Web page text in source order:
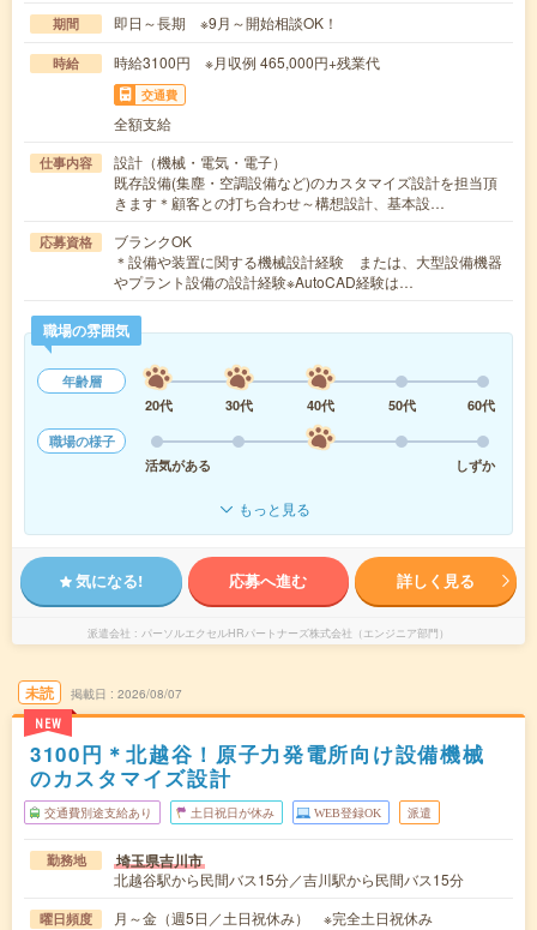
期間 即日～長期 ※9月～開始相談OK！
時給 時給3100円 ※月収例 465,000円+残業代
交通費
全額支給
仕事内容
設計（機械・電気・電子）
既存設備(集塵・空調設備など)のカスタマイズ設計を担当頂
きます＊顧客との打ち合わせ～構想設計、基本設…
応募資格
ブランクOK
＊設備や装置に関する機械設計経験 または、大型設備機器
やプラント設備の設計経験※AutoCAD経験は…
職場の雰囲気
年齢層
20代
30代 40代 50代
60代
職場の様子
活気がある
しずか
もっと見る
気になる! 応募へ進む 詳しく見る
派遣会社 パーソルエクセルHRパートナーズ株式会社（エンジニア部門）
未読
NEW
掲載日 2026/08/07
3100円＊北越谷！原子力発電所向け設備機械
のカスタマイズ設計
交通費別途支給あり 土日祝日が休み WEB登録OK 派遣
勤務地 埼玉県吉川市
北越谷駅から民間バス15分／吉川駅から民間バス15分
曜日頻度 月～金（週5日／土日祝休み） ※完全土日祝休み